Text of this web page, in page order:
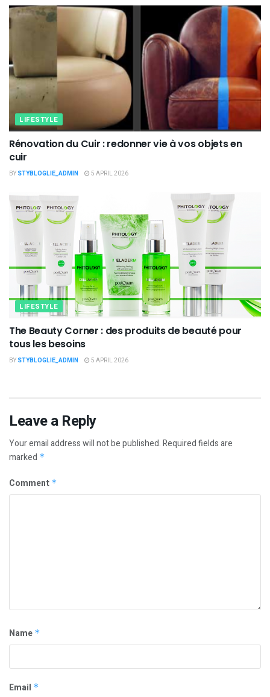
LIFESTYLE
Rénovation du Cuir : redonner vie à vos objets en
cuir
BY STYBLOGLIE_ADMIN 5 APRIL 2026
LIFESTYLE
The Beauty Corner : des produits de beauté pour
tous les besoins
BY STYBLOGLIE_ADMIN 5 APRIL 2026
Leave a Reply
Your email address will not be published.Required fields are
marked *
Comment *
Name *
Email *